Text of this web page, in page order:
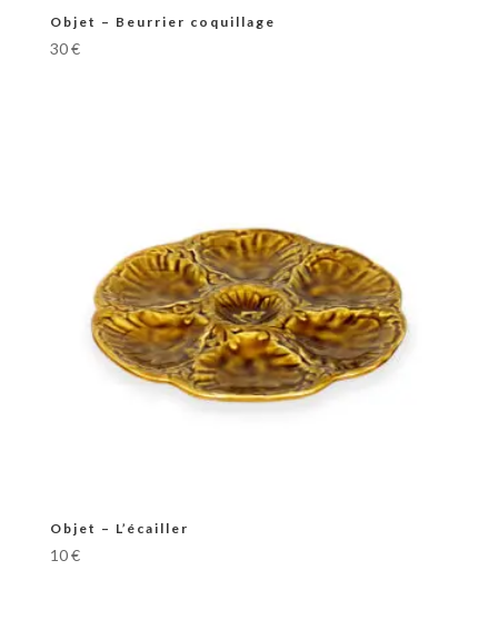
Objet – Beurrier coquillage
30€
Objet – L’écailler
10€